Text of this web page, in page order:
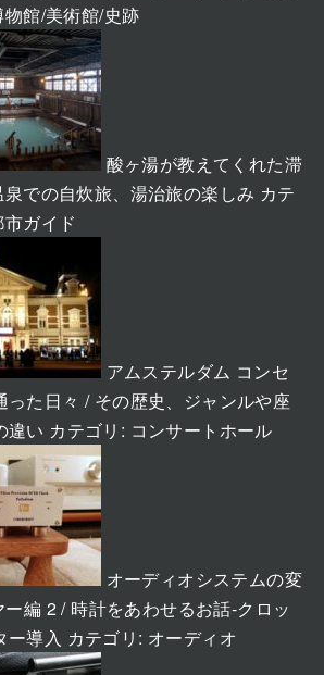
物館/美術館/史跡
酸ヶ湯が教えてくれた滞
での自炊旅、湯治旅の楽しみ カテ
ガイド
アムステルダム コンセ
った日々 / その歴史、ジャンルや座
違い カテゴリ: コンサートホール
オーディオシステムの変
編 2 / 時計をあわせるお話-クロッ
ー導入 カテゴリ: オーディオ